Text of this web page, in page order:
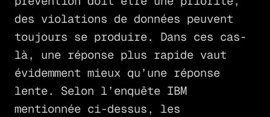
des violations de données peuvent
toujours se produire. Dans ces cas-
là, une réponse plus rapide vaut
évidemment mieux qu’une réponse
lente. Selon l’enquête IBM
mentionnée ci-dessus, les